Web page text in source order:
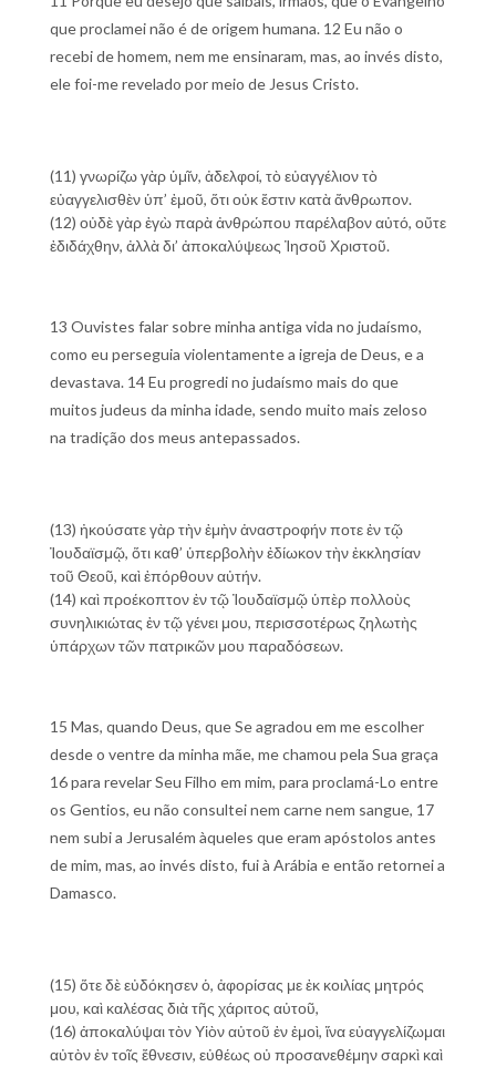
que proclamei não é de origem humana. 12 Eu não o
recebi de homem, nem me ensinaram, mas, ao invés disto,
ele foi-me revelado por meio de Jesus Cristo.
(11) γνωρίζω γὰρ ὑμῖν, ἀδελφοί, τὸ εὐαγγέλιον τὸ
εὐαγγελισθὲν ὑπ’ ἐμοῦ, ὅτι οὐκ ἔστιν κατὰ ἄνθρωπον.
(12) οὐδὲ γὰρ ἐγὼ παρὰ ἀνθρώπου παρέλαβον αὐτό, οὔτε
ἐδιδάχθην, ἀλλὰ δι’ ἀποκαλύψεως Ἰησοῦ Χριστοῦ.
13 Ouvistes falar sobre minha antiga vida no judaísmo,
como eu perseguia violentamente a igreja de Deus, e a
devastava. 14 Eu progredi no judaísmo mais do que
muitos judeus da minha idade, sendo muito mais zeloso
na tradição dos meus antepassados.
(13) ἠκούσατε γὰρ τὴν ἐμὴν ἀναστροφήν ποτε ἐν τῷ
Ἰουδαϊσμῷ, ὅτι καθ’ ὑπερβολὴν ἐδίωκον τὴν ἐκκλησίαν
τοῦ Θεοῦ, καὶ ἐπόρθουν αὐτήν.
(14) καὶ προέκοπτον ἐν τῷ Ἰουδαϊσμῷ ὑπὲρ πολλοὺς
συνηλικιώτας ἐν τῷ γένει μου, περισσοτέρως ζηλωτὴς
ὑπάρχων τῶν πατρικῶν μου παραδόσεων.
15 Mas, quando Deus, que Se agradou em me escolher
desde o ventre da minha mãe, me chamou pela Sua graça
16 para revelar Seu Filho em mim, para proclamá-Lo entre
os Gentios, eu não consultei nem carne nem sangue, 17
nem subi a Jerusalém àqueles que eram apóstolos antes
de mim, mas, ao invés disto, fui à Arábia e então retornei a
Damasco.
(15) ὅτε δὲ εὐδόκησεν ὁ, ἀφορίσας με ἐκ κοιλίας μητρός
μου, καὶ καλέσας διὰ τῆς χάριτος αὐτοῦ,
(16) ἀποκαλύψαι τὸν Υἱὸν αὐτοῦ ἐν ἐμοὶ, ἵνα εὐαγγελίζωμαι
αὐτὸν ἐν τοῖς ἔθνεσιν, εὐθέως οὐ προσανεθέμην σαρκὶ καὶ